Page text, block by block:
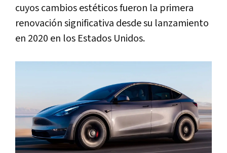
cuyos cambios estéticos fueron la primera
renovación significativa desde su lanzamiento
en 2020 en los Estados Unidos.